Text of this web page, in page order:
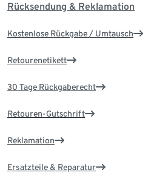
Rücksendung & Reklamation
Kostenlose Rückgabe / Umtausch
Retourenetikett
30 Tage Rückgaberecht
Retouren-Gutschrift
Reklamation
Ersatzteile & Reparatur